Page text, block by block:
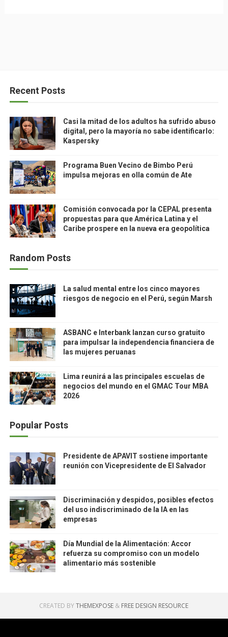
Recent Posts
Casi la mitad de los adultos ha sufrido abuso
digital, pero la mayoría no sabe identificarlo:
Kaspersky
Programa Buen Vecino de Bimbo Perú
impulsa mejoras en olla común de Ate
Comisión convocada por la CEPAL presenta
propuestas para que América Latina y el
Caribe prospere en la nueva era geopolítica
Random Posts
La salud mental entre los cinco mayores
riesgos de negocio en el Perú, según Marsh
ASBANC e Interbank lanzan curso gratuito
para impulsar la independencia financiera de
las mujeres peruanas
Lima reunirá a las principales escuelas de
negocios del mundo en el GMAC Tour MBA
2026
Popular Posts
Presidente de APAVIT sostiene importante
reunión con Vicepresidente de El Salvador
Discriminación y despidos, posibles efectos
del uso indiscriminado de la IA en las
empresas
Día Mundial de la Alimentación: Accor
refuerza su compromiso con un modelo
alimentario más sostenible
CREATED BYTHEMEXPOSE & FREE DESIGN RESOURCE